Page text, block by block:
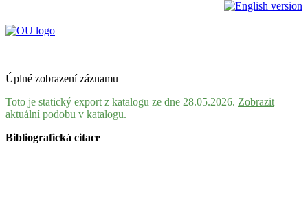
Úplné zobrazení záznamu
Toto je statický export z katalogu ze dne 28.05.2026. Zobrazit
aktuální podobu v katalogu.
Bibliografická citace